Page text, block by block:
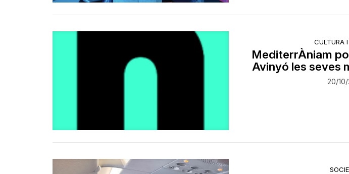
CULTURA
MediterrÀniam
Avinyó les seves
20/